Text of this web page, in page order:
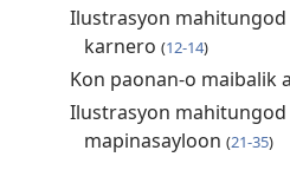
Ilustrasyon
karnero (12-14)
Kon paonan-o maibalik
Ilustrasyon
mapinasayloon (21-35)